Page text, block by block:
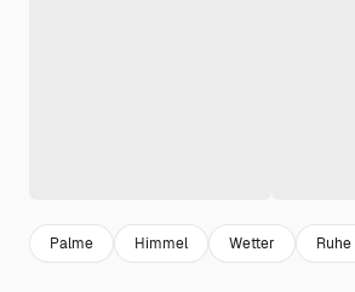
Palme Himmel Wetter Ruhe